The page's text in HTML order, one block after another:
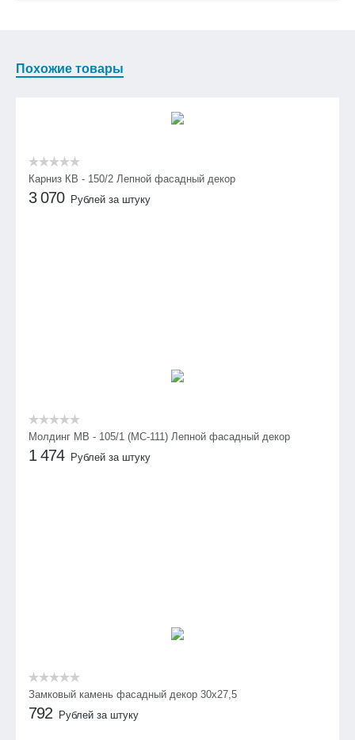
Похожие товары
Карниз КВ - 150/2 Лепной фасадный декор
3 070 Рублей за штуку
Молдинг МВ - 105/1 (МС-111) Лепной фасадный декор
1 474 Рублей за штуку
Замковый камень фасадный декор 30х27,5
792 Рублей за штуку